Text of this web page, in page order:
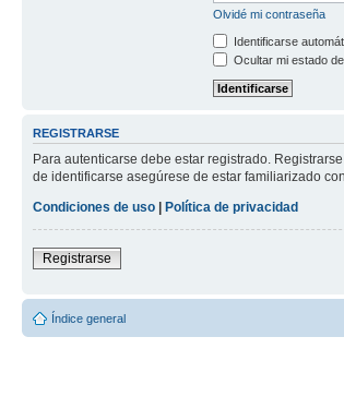
Olvidé mi contraseña
Identificarse
Ocultar mi estado
REGISTRARSE
Para autenticarse debe estar registrado.
de identificarse asegúrese de estar familiarizado
Condiciones de uso | Política de privacidad
Registrarse
Índice general